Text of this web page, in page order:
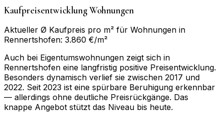
Kaufpreisentwicklung Wohnungen
Aktueller Ø Kaufpreis pro m² für Wohnungen in
Rennertshofen: 3.860 €/m²
Auch bei Eigentumswohnungen zeigt sich in
Rennertshofen eine langfristig positive Preisentwicklung.
Besonders dynamisch verlief sie zwischen 2017 und
2022. Seit 2023 ist eine spürbare Beruhigung erkennbar
— allerdings ohne deutliche Preisrückgänge. Das
knappe Angebot stützt das Niveau bis heute.